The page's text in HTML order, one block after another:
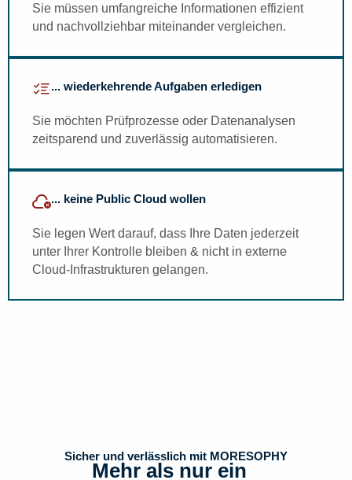
Sie müssen umfangreiche Informationen effizient
und nachvollziehbar miteinander vergleichen.
... wiederkehrende Aufgaben erledigen
Sie möchten Prüfprozesse oder Datenanalysen
zeitsparend und zuverlässig automatisieren.
... keine Public Cloud wollen
Sie legen Wert darauf, dass Ihre Daten jederzeit
unter Ihrer Kontrolle bleiben & nicht in externe
Cloud-Infrastrukturen gelangen.
Sicher und verlässlich mit MORESOPHY
Mehr als nur ein